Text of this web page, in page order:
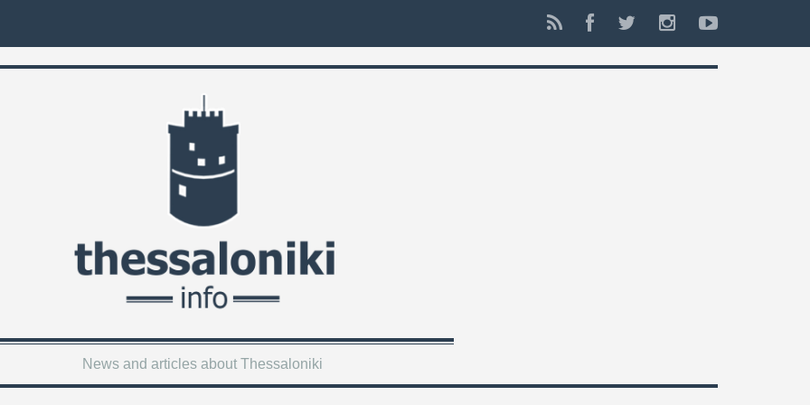
News and articles about Thessaloniki